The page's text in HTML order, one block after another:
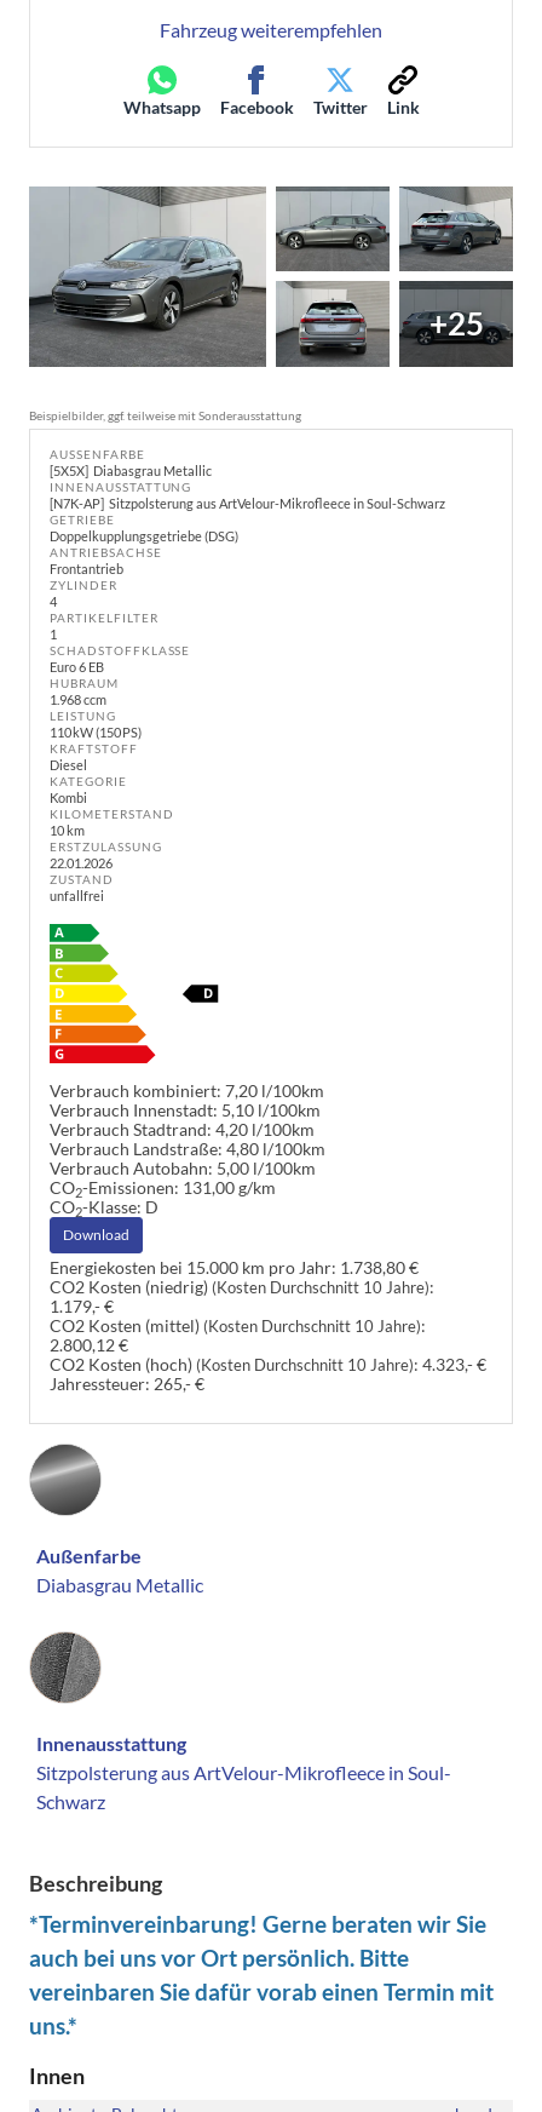
Fahrzeug weiterempfehlen
Whatsapp Facebook Twitter Link
+25
Beispielbilder, ggf. teilweise mit Sonderausstattung
AUSSENFARBE
5X5X Diabasgrau Metallic
INNENAUSSTATTUNG
N7K-AP Sitzpolsterung aus ArtVelour-Mikrofleece in Soul-Schwarz
GETRIEBE
Doppelkupplungsgetriebe (DSG)
ANTRIEBSACHSE
Frontantrieb
ZYLINDER
4
PARTIKELFILTER
1
SCHADSTOFFKLASSE
Euro 6 EB
HUBRAUM
1.968 ccm
LEISTUNG
110 kW (150 PS)
KRAFTSTOFF
Diesel
KATEGORIE
Kombi
KILOMETERSTAND
10 km
ERSTZULASSUNG
22.01.2026
ZUSTAND
unfallfrei
Verbrauch kombiniert: 7,20 l/100km
Verbrauch Innenstadt: 5,10 l/100km
Verbrauch Stadtrand: 4,20 l/100km
Verbrauch Landstraße: 4,80 l/100km
Verbrauch Autobahn: 5,00 l/100km
CO2-Emissionen: 131,00 g/km
CO2-Klasse: D
Download
Energiekosten bei 15.000 km pro Jahr: 1.738,80 €
CO2 Kosten (niedrig) (Kosten Durchschnitt 10 Jahre):
1.179,- €
CO2 Kosten (mittel) (Kosten Durchschnitt 10 Jahre):
2.800,12 €
CO2 Kosten (hoch) (Kosten Durchschnitt 10 Jahre): 4.323,- €
Jahressteuer: 265,- €
Außenfarbe
Diabasgrau Metallic
Innenausstattung
Innenausstattung
Sitzpolsterung aus ArtVelour-Mikrofleece in Soul-
Schwarz
Beschreibung
*Terminvereinbarung! Gerne beraten wir Sie
auch bei uns vor Ort persönlich. Bitte
vereinbaren Sie dafür vorab einen Termin mit
uns.*
Innen